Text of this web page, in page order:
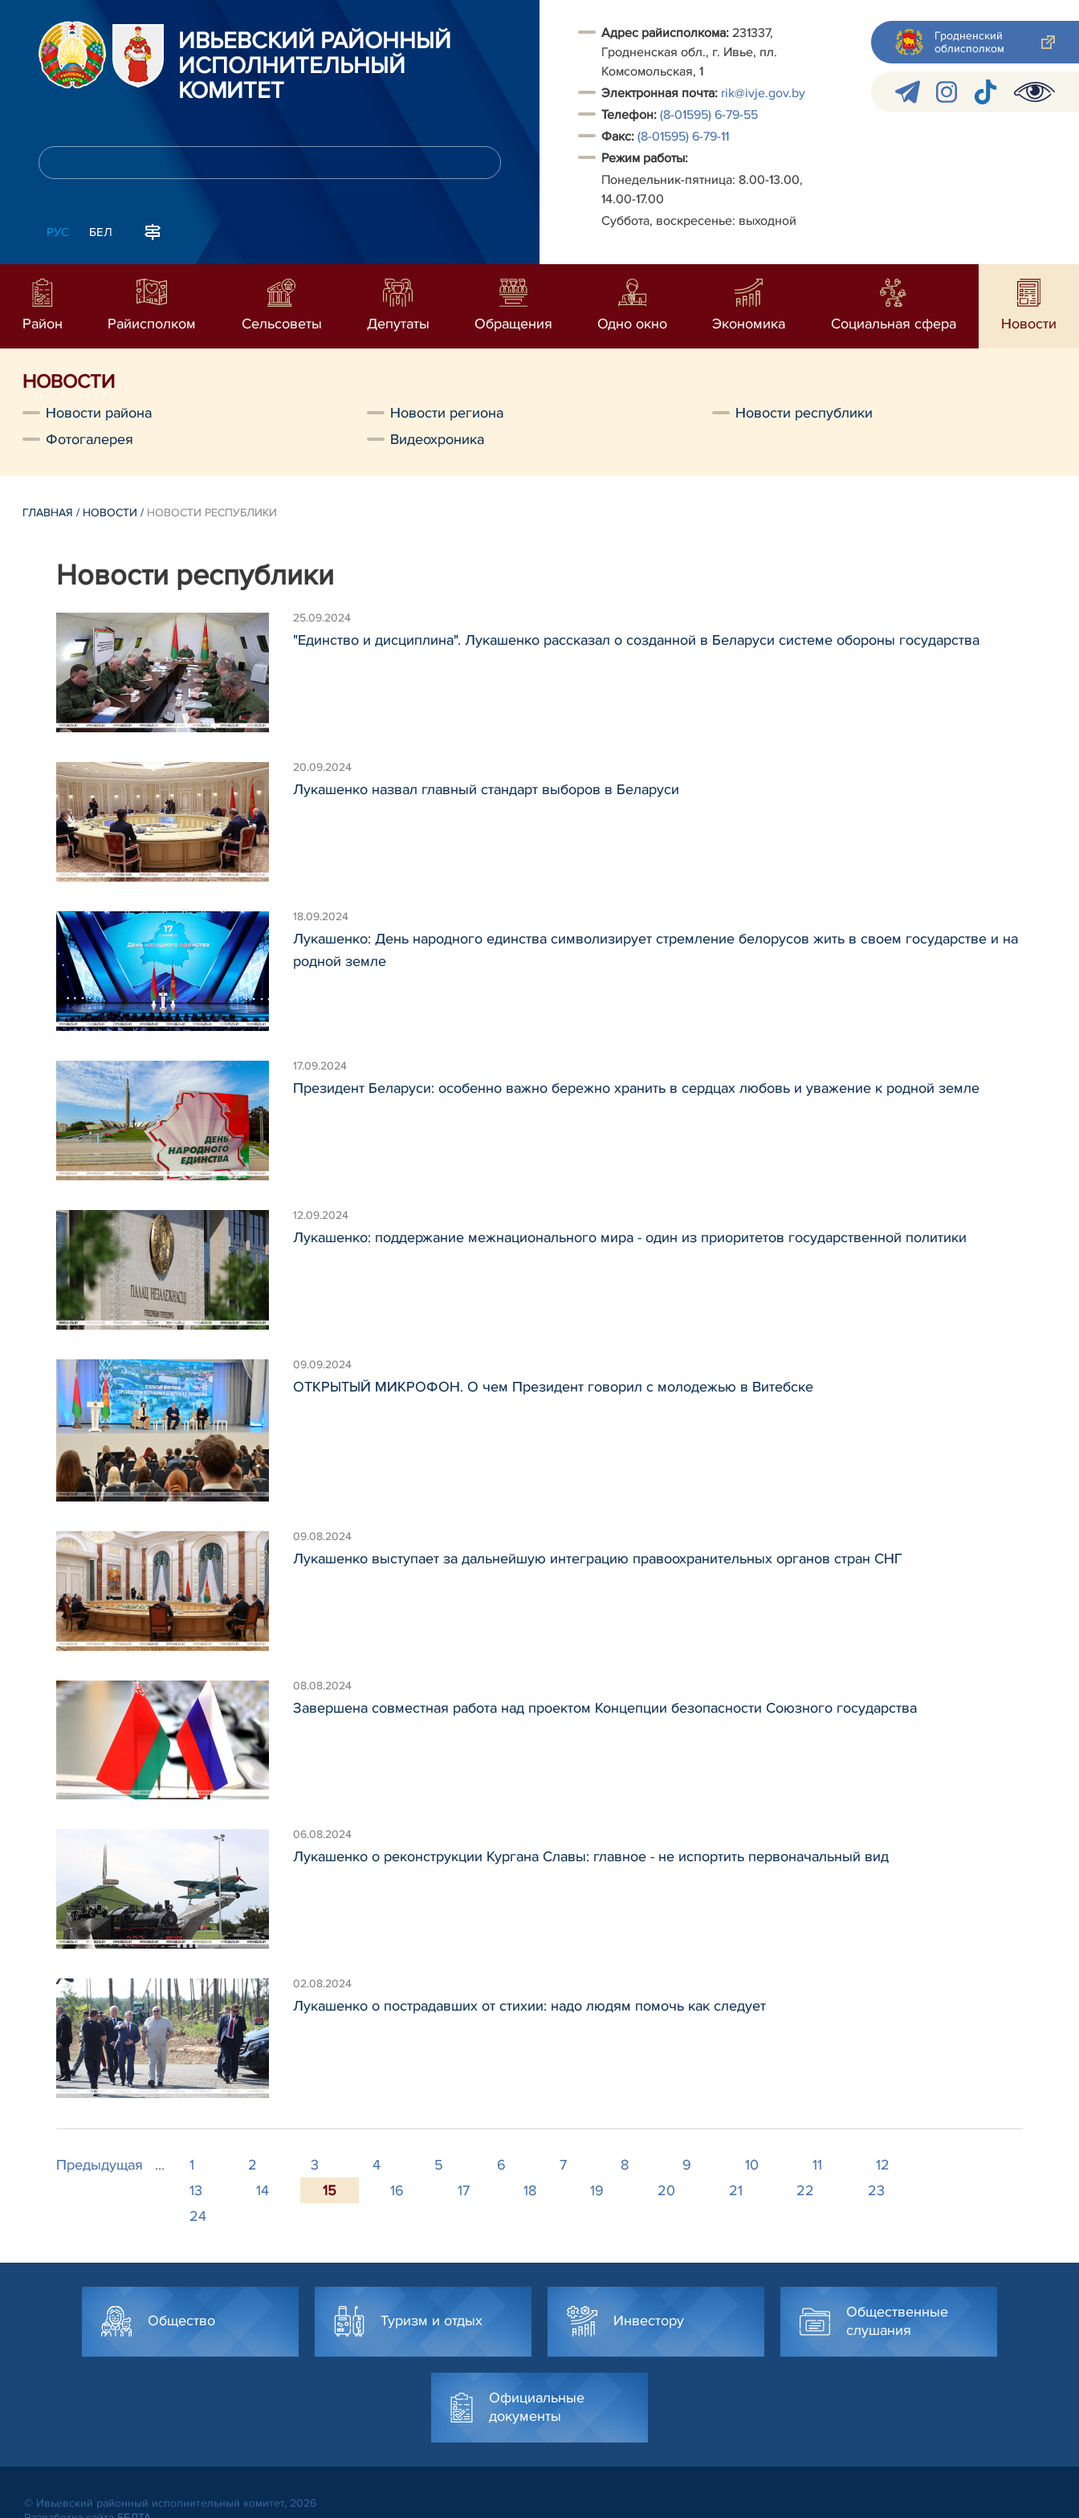
ИВЬЕВСКИЙ РАЙОННЫЙ
ИСПОЛНИТЕЛЬНЫЙ
КОМИТЕТ
РУС БЕЛ
Адрес райисполкома: 231337,
Гродненская обл., г. Ивье, пл.
Комсомольская, 1
Электронная почта: rik@ivje.gov.by
Телефон: (8-01595) 6-79-55
Факс: (8-01595) 6-79-11
Режим работы:
Понедельник-пятница: 8.00-13.00,
14.00-17.00
Суббота, воскресенье: выходной
Гродненский
облисполком
Район Райисполком Сельсоветы Депутаты Обращения Одно окно Экономика Социальная сфера Новости
НОВОСТИ
Новости района Новости региона
Новости республики
Фотогалерея
Видеохроника
ГЛАВНАЯ / НОВОСТИ / НОВОСТИ РЕСПУБЛИКИ
Новости республики
25.09.2024
"Единство и дисциплина". Лукашенко рассказал о созданной в Беларуси системе обороны государства
20.09.2024
Лукашенко назвал главный стандарт выборов в Беларуси
18.09.2024
Лукашенко: День народного единства символизирует стремление белорусов жить в своем государстве и на
родной земле
17.09.2024
Президент Беларуси: особенно важно бережно хранить в сердцах любовь и уважение к родной земле
12.09.2024
Лукашенко: поддержание межнационального мира - один из приоритетов государственной политики
09.09.2024
ОТКРЫТЫЙ МИКРОФОН. О чем Президент говорил с молодежью в Витебске
09.08.2024
Лукашенко выступает за дальнейшую интеграцию правоохранительных органов стран СНГ
08.08.2024
Завершена совместная работа над проектом Концепции безопасности Союзного государства
06.08.2024
Лукашенко о реконструкции Кургана Славы: главное - не испортить первоначальный вид
02.08.2024
Лукашенко о пострадавших от стихии: надо людям помочь как следует
Предыдущая ... 1 2 3 4 5 6 7 8 9 10 11
12
13
14 15 16 17 18 19 20 21 22
23
24
Общество Туризм и отдых Инвестору
Общественные
слушания
Официальные
документы
© Ивьевский районный исполнительный комитет, 2026